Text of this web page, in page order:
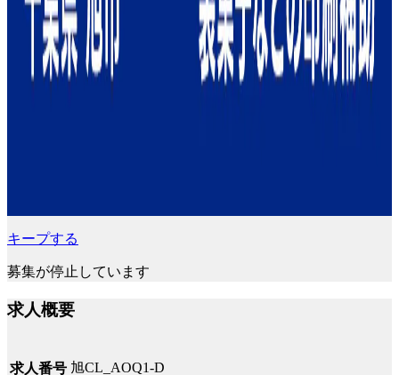
キープする
募集が停止しています
求人概要
求人番号 旭CL_AOQ1-D